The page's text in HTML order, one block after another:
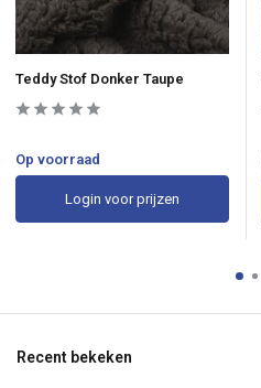
Teddy Stof Donker Taupe
Op voorraad
Login voor prijzen
Recent bekeken